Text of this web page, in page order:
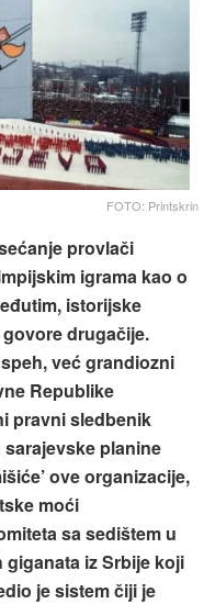
FOTO: Printskrin
provlači
igrama kao o
istorijske
drugačije.
već grandiozni
Republike
pravni sledbenik
planine
ove organizacije,
moći
sa sedištem u
iz Srbije koji
je sistem čiji je